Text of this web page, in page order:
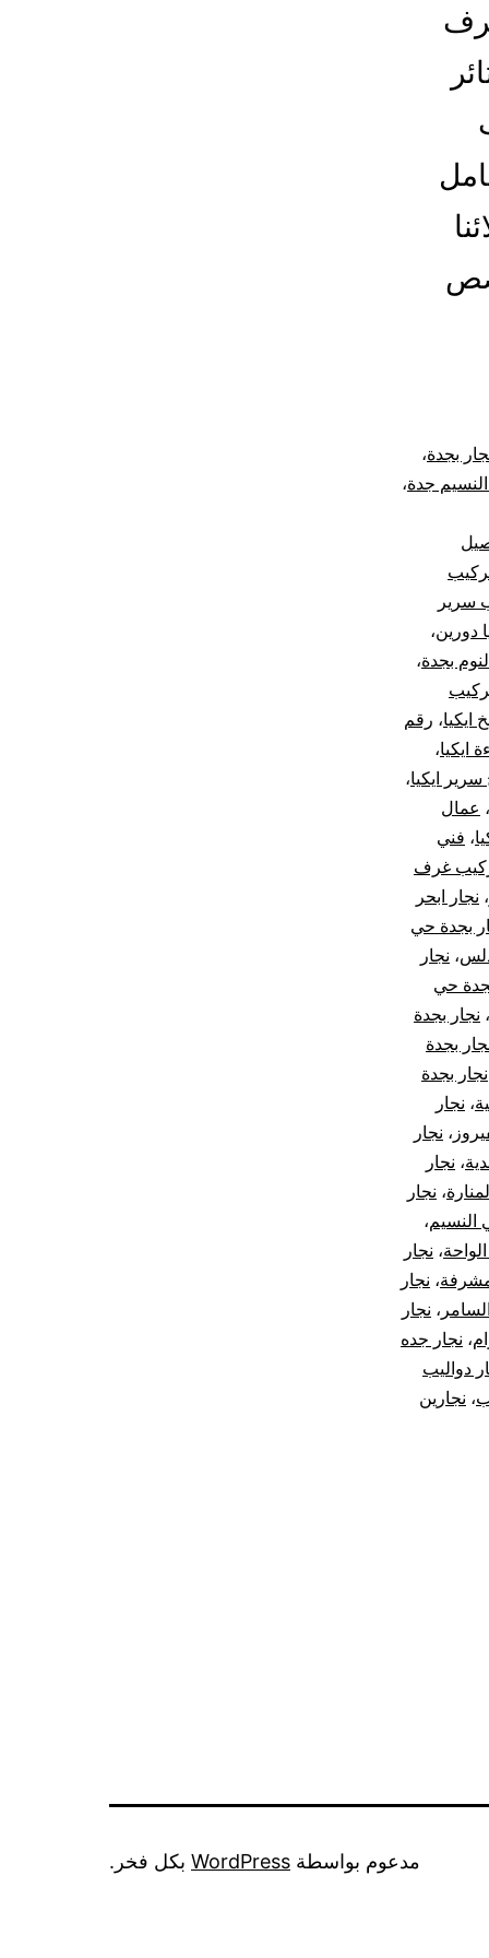
بجدة،
جدة،
سرير
دورين،
بجدة،
ايكيا، رقم
ايكيا،
ايكيا،
، عمال
، فني
غرف
، نجار ابحر
بجدة حي
، نجار
حي
، نجار بجدة
بجدة
نجار بجدة
، نجار
، نجار
، نجار
، نجار
النسيم،
، نجار
، نجار
، نجار
، نجار جده
دواليب
، نجارين
مدعوم بواسطة WordPress بكل فخر.